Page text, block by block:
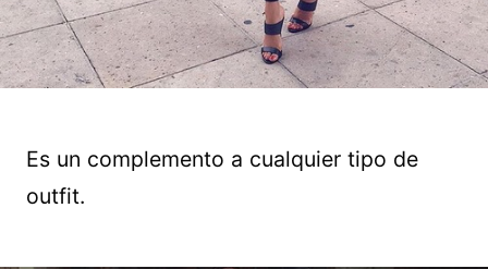
Es un complemento a cualquier tipo de
outfit.